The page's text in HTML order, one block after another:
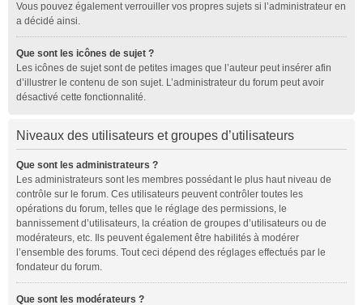
Vous pouvez également verrouiller vos propres sujets si l’administrateur en
a décidé ainsi.
Que sont les icônes de sujet ?
Les icônes de sujet sont de petites images que l’auteur peut insérer afin
d’illustrer le contenu de son sujet. L’administrateur du forum peut avoir
désactivé cette fonctionnalité.
Niveaux des utilisateurs et groupes d’utilisateurs
Que sont les administrateurs ?
Les administrateurs sont les membres possédant le plus haut niveau de
contrôle sur le forum. Ces utilisateurs peuvent contrôler toutes les
opérations du forum, telles que le réglage des permissions, le
bannissement d’utilisateurs, la création de groupes d’utilisateurs ou de
modérateurs, etc. Ils peuvent également être habilités à modérer
l’ensemble des forums. Tout ceci dépend des réglages effectués par le
fondateur du forum.
Que sont les modérateurs ?